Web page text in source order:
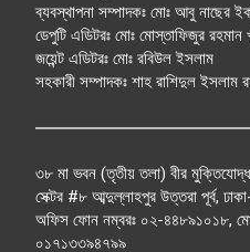
ব্যবস্থাপনা সম্পাদকঃ মোঃ আবু নাছের
ডেপুটি এডিটরঃ মোঃ মোস্তাফিজুর রহমান
জয়েন্ট এডিটরঃ মোঃ রবিউল ইসলাম
সহকারী সম্পাদকঃ শাহ রাশিদুল ইসলাম
৩৮ মা ভবন (তৃতীয় তলা) বীর
সেক্টর #৮ আব্দুল্লাহপুর উত্তরা পূর্ব,
অফিস ফোন নম্বরঃ ০২-৪৪৮৯১০১৮,
০১৭১৩৩৯৪৭৯৯